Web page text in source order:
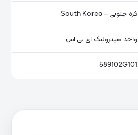
کره جنوبی – South Korea
واحد هیدرولیک ای بی اس
589102G101